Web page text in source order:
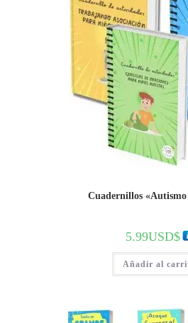
Cuadernillos
5.99USD$
Añadir al